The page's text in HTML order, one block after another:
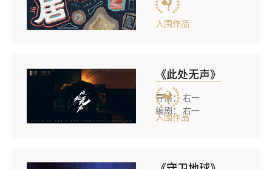
入围作品
《此处无声》
导演： 右一
编剧： 右一
入围作品